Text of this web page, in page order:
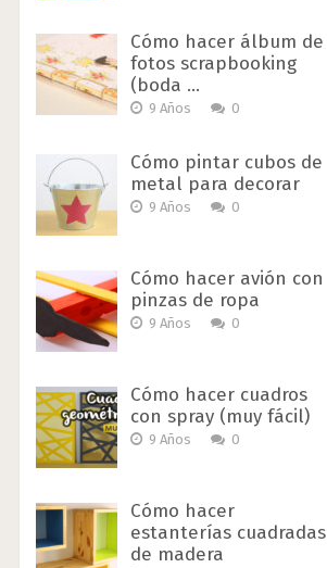
Cómo hacer álbum de
fotos scrapbooking
(boda …
9 Años 0
Cómo pintar cubos de
metal para decorar
9 Años 0
Cómo hacer avión con
pinzas de ropa
9 Años 0
Cómo hacer cuadros
con spray (muy fácil)
9 Años 0
Cómo hacer
estanterías cuadradas
de madera